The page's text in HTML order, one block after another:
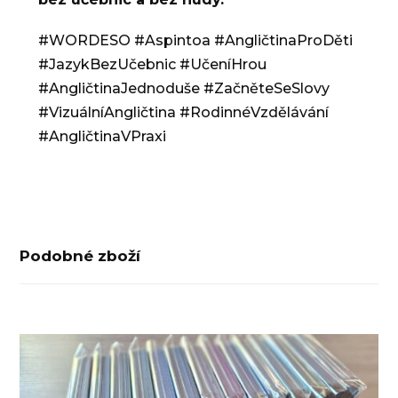
#WORDESO #Aspintoa #AngličtinaProDěti
#JazykBezUčebnic #UčeníHrou
#AngličtinaJednoduše #ZačněteSeSlovy
#VizuálníAngličtina #RodinnéVzdělávání
#AngličtinaVPraxi
Podobné zboží